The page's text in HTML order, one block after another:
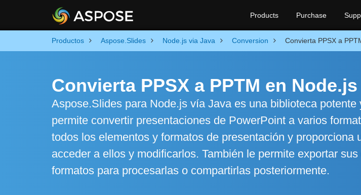
Products Purchase
Productos Aspose.Slides Node.js via Java Conversion Convierta PPSX a
Convierta PPSX a PPTM en Node.js
Aspose.Slides para Node.js vía Java es una biblioteca potente
permite convertir presentaciones de PowerPoint a varios
todos los elementos y formatos de presentación y proporciona
acceder a ellos y modificarlos. También le permite exportar
formatos para procesarlas o compartirlas posteriormente.